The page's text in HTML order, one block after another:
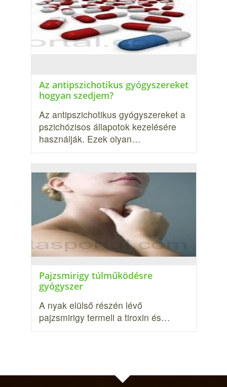
Az antipszichotikus gyógyszereket
hogyan szedjem?
Az antipszichotikus gyógyszereket a
pszichózisos állapotok kezelésére
használják. Ezek olyan…
Pajzsmirigy túlműködésre
gyógyszer
A nyak elülső részén lévő
pajzsmirigy termeli a tiroxin és…